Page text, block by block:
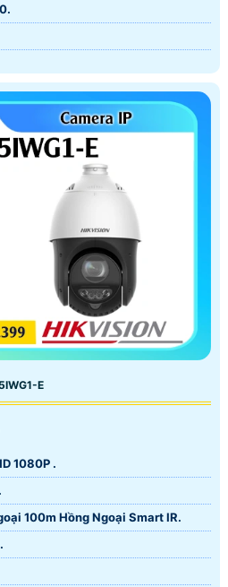
E
1080P .
100m Hồng Ngoại Smart IR.